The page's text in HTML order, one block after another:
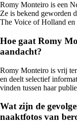
Romy Monteiro is een
Ze is bekend geworden
The Voice of Holland
Hoe gaat Romy
aandacht?
Romy Monteiro is vrij
en deelt selectief
vinden tussen haar
Wat zijn de
naaktfotos van